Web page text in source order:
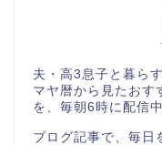
夫・高3息子と暮ら
マヤ暦から見たおす
を、毎朝6時に配信中
ブログ記事で、毎日